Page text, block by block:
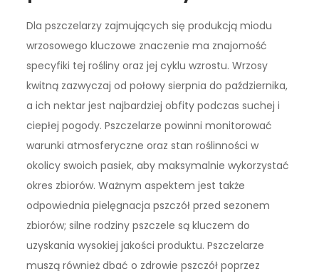
Dla pszczelarzy zajmujących się produkcją miodu
wrzosowego kluczowe znaczenie ma znajomość
specyfiki tej rośliny oraz jej cyklu wzrostu. Wrzosy
kwitną zazwyczaj od połowy sierpnia do października,
a ich nektar jest najbardziej obfity podczas suchej i
ciepłej pogody. Pszczelarze powinni monitorować
warunki atmosferyczne oraz stan roślinności w
okolicy swoich pasiek, aby maksymalnie wykorzystać
okres zbiorów. Ważnym aspektem jest także
odpowiednia pielęgnacja pszczół przed sezonem
zbiorów; silne rodziny pszczele są kluczem do
uzyskania wysokiej jakości produktu. Pszczelarze
muszą również dbać o zdrowie pszczół poprzez